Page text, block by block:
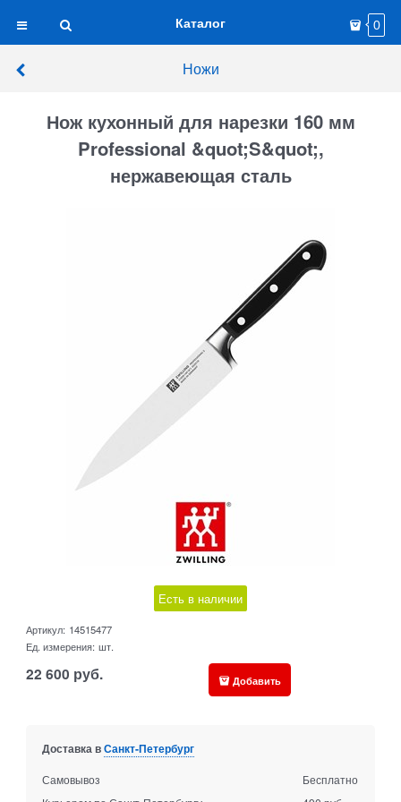
Каталог 0
Ножи
Нож кухонный для нарезки 160 мм
Professional &quot;S&quot;,
нержавеющая сталь
Есть в наличии
Артикул: 14515477
Ед. измерения: шт.
22 600 руб. Добавить
Доставка вСанкт-Петербург
Самовывоз
Бесплатно